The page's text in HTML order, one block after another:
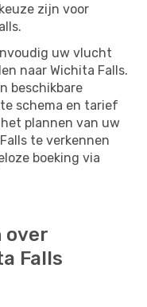
zijn voor
uw vlucht
naar Wichita Falls.
beschikbare
schema en tarief
plannen van uw
te verkennen
boeking via
over
Falls